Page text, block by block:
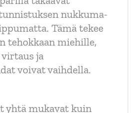
nukkuma-
Tämä tekee
tehokkaan miehille,
ja
voivat vaihdella.
yhtä mukavat kuin